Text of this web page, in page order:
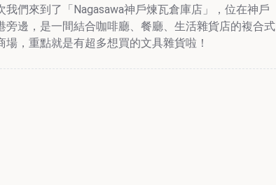
我們來到了「Nagasawa神戶煉瓦倉庫店」，位在神戶
旁邊，是一間結合咖啡廳、餐廳、生活雜貨店的複合式
場，重點就是有超多想買的文具雜貨啦！